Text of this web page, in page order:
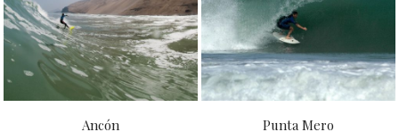
Ancón Punta Mero